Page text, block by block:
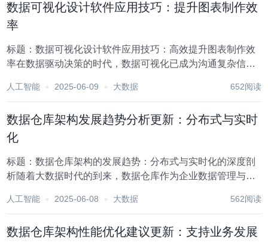
数据可视化设计软件应用技巧：提升图表制作效
率
标题：数据可视化设计软件应用技巧：高效提升图表制作效
率在数据驱动决策的时代，数据可视化已成为沟通复杂信
研究还是日常工作中，清晰、直观的数据图表能够极大地促
人工智能 2025-06-09 大数据 652阅读
数据仓库架构发展趋势分析更新：分布式与实时
化
标题：数据仓库架构的发展趋势：分布式与实时化的深度剖
析随着大数据时代的到来，数据仓库作为企业数据管理与分
据仓库架构已难以满足海量数据处理、高并发访问及实时分
人工智能 2025-06-08 大数据 562阅读
数据仓库架构性能优化建议更新：支持业务发展